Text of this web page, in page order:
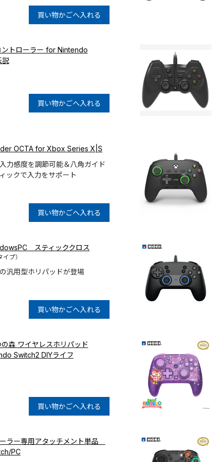
買い物かごへ入れる
ントローラー for Nintendo
説
買い物かごへ入れる
OCTA for Xbox Series X|S
力感度を調節可能＆八角ガイド
ックで入力をサポート
買い物かごへ入れる
スティッククロス
プ）
汎用型ホリパッドが登場
買い物かごへ入れる
森 ワイヤレスホリパッド
Switch2 DIYライフ
買い物かごへ入れる
ラー専用アタッチメント単品
PC